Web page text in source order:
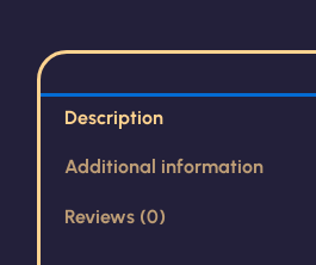
Description
Additional information
Reviews (0)